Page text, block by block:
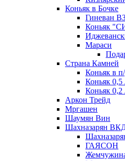
Коньяк в Бочке
Гиневан
Коньяк
Мараси
Страна Камней
Коньяк в
Коньяк 0,5
Коньяк 0,2
Аркон Трейд
Мргашен
Шаумян Вин
Шахназарян
ГАЯСОН